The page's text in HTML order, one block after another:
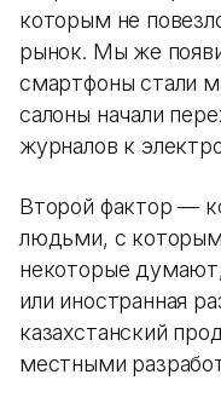
которым не
рынок. Мы же
смартфоны стали
салоны начали
журналов к
Второй фактор —
людьми, с
некоторые
или иностранная
казахстанский
местными